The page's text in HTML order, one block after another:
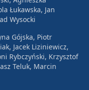
Łukawska, Jan
Wysocki
Gójska, Piotr
Jacek Liziniewicz,
Rybczyński, Krzysztof
Teluk, Marcin